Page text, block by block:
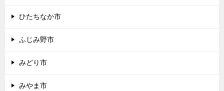
ひたちなか市
ふじみ野市
みどり市
みやま市